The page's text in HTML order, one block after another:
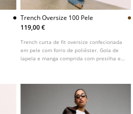
Trench Oversize 100 Pele
119,00 €
Trench curta de fit oversize confecionada
em pele com forro de poliéster. Gola de
lapela e manga comprida com presilha e